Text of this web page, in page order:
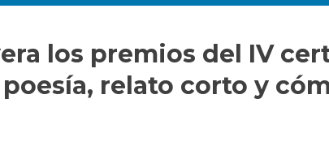
los premios del IV
poesía, relato corto y